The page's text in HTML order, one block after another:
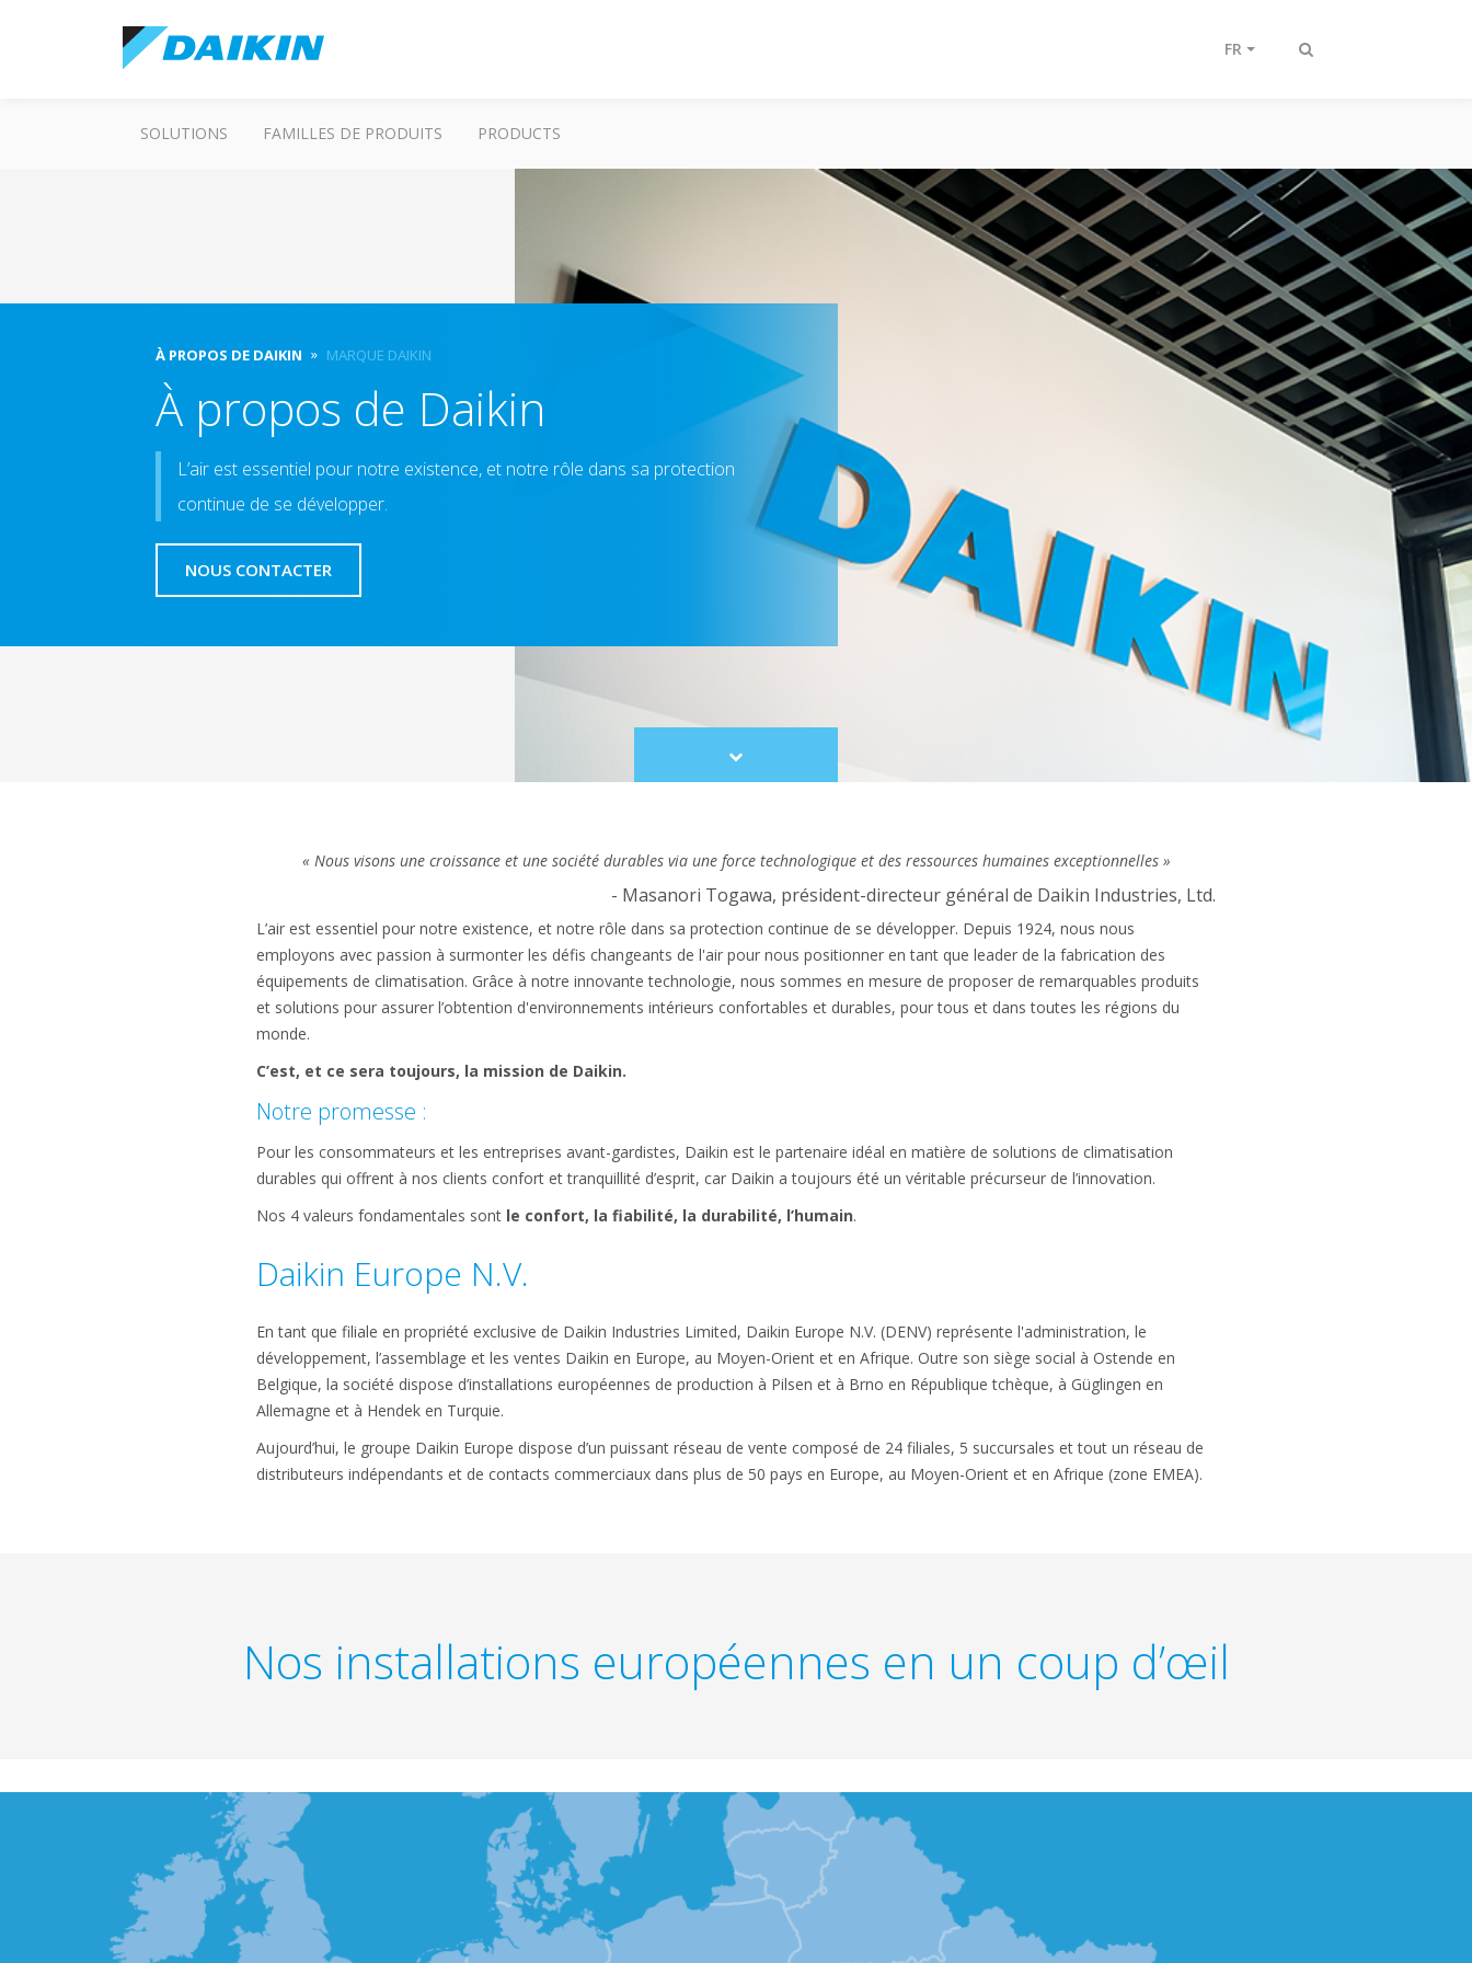
Afficher/masquer
FR
SOLUTIONS FAMILLES DE PRODUITS PRODUCTS
À PROPOS DE DAIKIN MARQUE DAIKIN
À propos de Daikin
L’air est essentiel pour notre existence, et notre rôle dans sa protection
continue de se développer.
NOUS CONTACTER
Scroll
to
« Nous visons une croissance et une société durables via une force technologique et des ressources humaines exceptionnelles »
- Masanori Togawa, président-directeur général de Daikin Industries, Ltd.
L’air est essentiel pour notre existence, et notre rôle dans sa protection continue de se développer. Depuis 1924, nous nous
employons avec passion à surmonter les défis changeants de l'air pour nous positionner en tant que leader de la fabrication des
équipements de climatisation. Grâce à notre innovante technologie, nous sommes en mesure de proposer de remarquables produits
et solutions pour assurer l’obtention d'environnements intérieurs confortables et durables, pour tous et dans toutes les régions du
monde.
C’est, et ce sera toujours, la mission de Daikin.
Notre promesse :
Pour les consommateurs et les entreprises avant-gardistes, Daikin est le partenaire idéal en matière de solutions de climatisation
durables qui offrent à nos clients confort et tranquillité d’esprit, car Daikin a toujours été un véritable précurseur de l’innovation.
Nos 4 valeurs fondamentales sont le confort, la fiabilité, la durabilité, l’humain.
Daikin Europe N.V.
En tant que filiale en propriété exclusive de Daikin Industries Limited, Daikin Europe N.V. (DENV) représente l'administration, le
développement, l’assemblage et les ventes Daikin en Europe, au Moyen-Orient et en Afrique. Outre son siège social à Ostende en
Belgique, la société dispose d’installations européennes de production à Pilsen et à Brno en République tchèque, à Güglingen en
Allemagne et à Hendek en Turquie.
Aujourd’hui, le groupe Daikin Europe dispose d’un puissant réseau de vente composé de 24 filiales, 5 succursales et tout un réseau de
distributeurs indépendants et de contacts commerciaux dans plus de 50 pays en Europe, au Moyen-Orient et en Afrique (zone EMEA).
Nos installations européennes en un coup d’œil